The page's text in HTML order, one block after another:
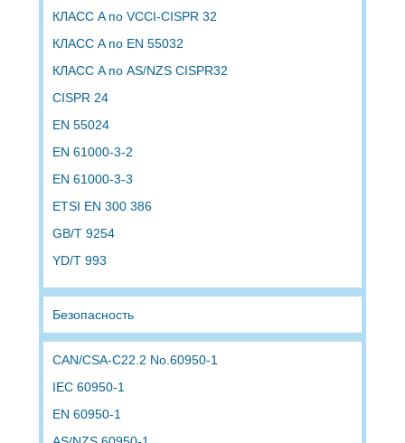
КЛАСС A по VCCI-CISPR 32
КЛАСС A по EN 55032
КЛАСС A по AS/NZS CISPR32
CISPR 24
EN 55024
EN 61000-3-2
EN 61000-3-3
ETSI EN 300 386
GB/T 9254
YD/T 993
Безопасность
CAN/CSA-C22.2 No.60950-1
IEC 60950-1
EN 60950-1